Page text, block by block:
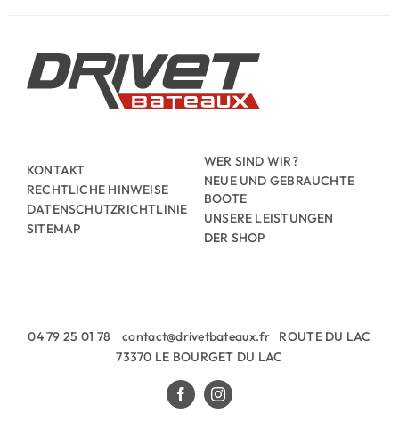
KONTAKT
RECHTLICHE HINWEISE
DATENSCHUTZRICHTLINIE
SITEMAP
WER SIND WIR?
NEUE UND GEBRAUCHTE
BOOTE
UNSERE LEISTUNGEN
DER SHOP
04 79 25 01 78 contact@drivetbateaux.fr ROUTE DU LAC
73370 LE BOURGET DU LAC